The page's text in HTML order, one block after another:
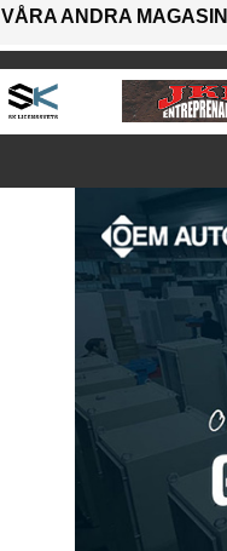
VÅRA ANDRA MAGASIN